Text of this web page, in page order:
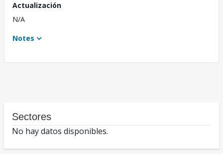
Actualización
N/A
Notes
Sectores
No hay datos disponibles.